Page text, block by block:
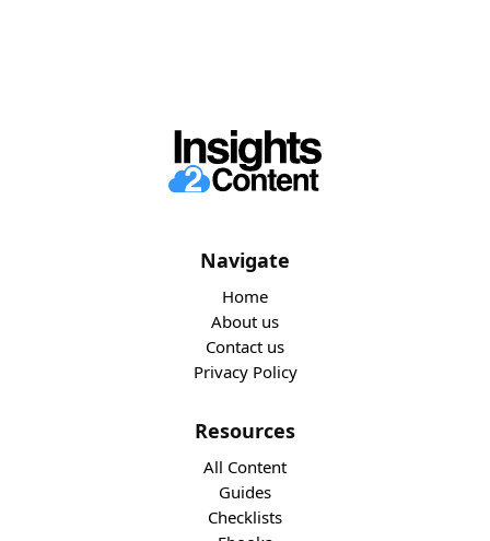
Navigate
Home
About us
Contact us
Privacy Policy
Resources
All Content
Guides
Checklists